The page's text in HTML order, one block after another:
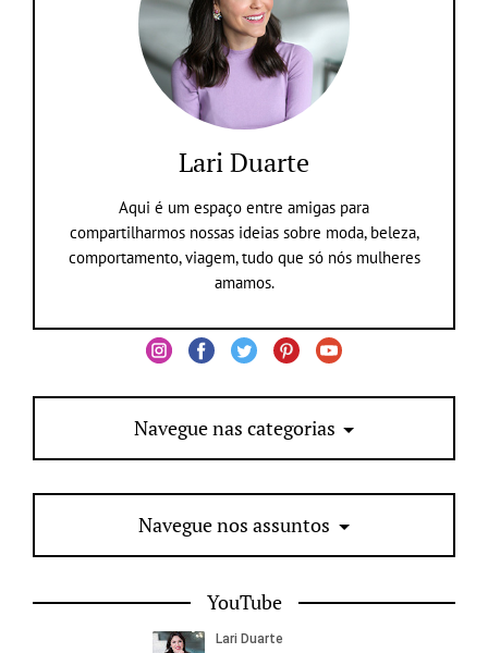
Lari Duarte
Aqui é um espaço entre amigas para
compartilharmos nossas ideias sobre moda, beleza,
comportamento, viagem, tudo que só nós mulheres
amamos.
Navegue nas categorias
Navegue nos assuntos
YouTube